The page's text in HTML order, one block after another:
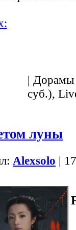
| Дорамы
суб.),
луны
Alexsolo |